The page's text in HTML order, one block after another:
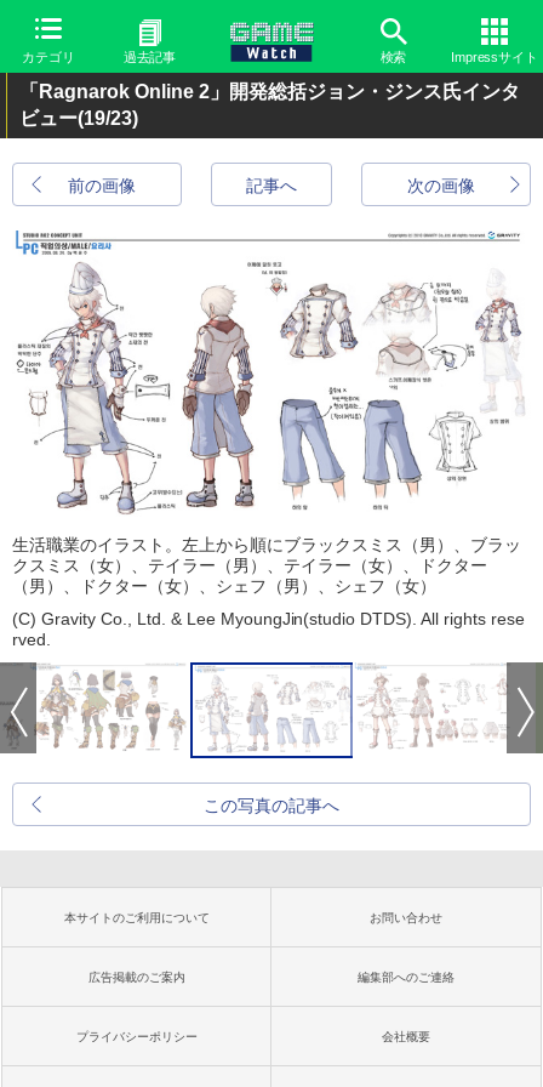
カテゴリ 過去記事 検索 Impressサイト
「Ragnarok Online 2」開発総括ジョン・ジンス氏インタ
ビュー(19/23)
前の画像 次の画像
記事へ
生活職業のイラスト。左上から順にブラックスミス（男）、ブラッ
クスミス（女）、テイラー（男）、テイラー（女）、ドクター
（男）、ドクター（女）、シェフ（男）、シェフ（女）
(C) Gravity Co., Ltd. & Lee MyoungJin(studio DTDS). All rights rese
rved.
この写真の記事へ
本サイトのご利用について お問い合わせ
広告掲載のご案内 編集部へのご連絡
プライバシーポリシー 会社概要